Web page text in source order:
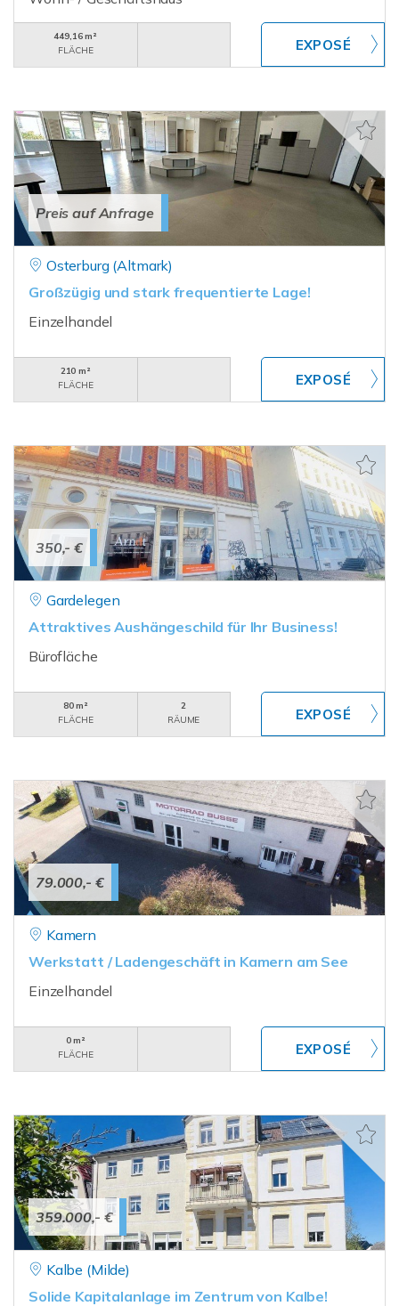
449,16 m²
FLÄCHE
Preis auf Anfrage
Osterburg (Altmark)
Großzügig und stark frequentierte Lage!
Einzelhandel
210 m²
FLÄCHE
350,- €
Gardelegen
Attraktives Aushängeschild für Ihr Business!
Bürofläche
80 m²
FLÄCHE
2
RÄUME
79.000,- €
Kamern
Werkstatt / Ladengeschäft in Kamern am See
Einzelhandel
0 m²
FLÄCHE
359.000,- €
Kalbe (Milde)
Solide Kapitalanlage im Zentrum von Kalbe!